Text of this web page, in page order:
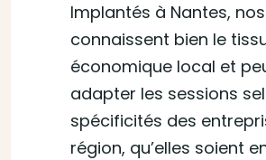
Implantés à Nantes,
connaissent bien le
économique local et
adapter les sessions
spécificités des
région, qu’elles soient